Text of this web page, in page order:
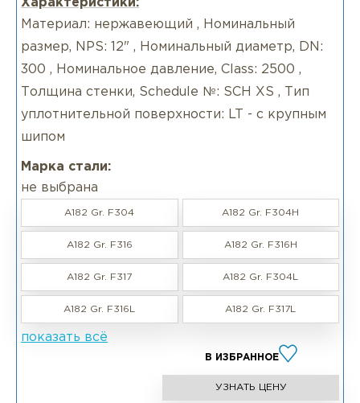
Характеристики:
Материал: нержавеющий , Номинальный
размер, NPS: 12" , Номинальный диаметр, DN:
300 , Номинальное давление, Class: 2500 ,
Толщина стенки, Schedule №: SCH XS , Тип
уплотнительной поверхности: LT - с крупным
шипом
Марка стали:
не выбрана
A182 Gr. F304 A182 Gr. F304H
A182 Gr. F316 A182 Gr. F316H
A182 Gr. F317 A182 Gr. F304L
A182 Gr. F316L A182 Gr. F317L
показать всё
В ИЗБРАННОЕ
УЗНАТЬ ЦЕНУ